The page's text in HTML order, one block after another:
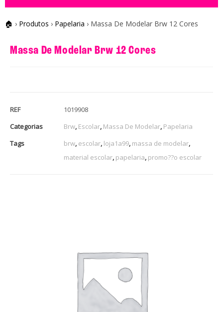
🏠 › Produtos › Papelaria › Massa De Modelar Brw 12 Cores
Massa De Modelar Brw 12 Cores
REF
1019908
Categorias
Brw, Escolar, Massa De Modelar, Papelaria
Tags
brw, escolar, loja1a99, massa de modelar,
material escolar, papelaria, promo??o escolar